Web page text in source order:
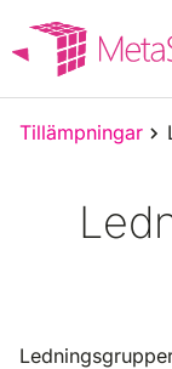
innehåll
Tillämpningar